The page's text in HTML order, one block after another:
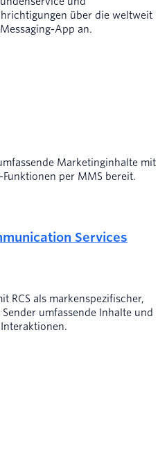
über die weltweit
App an.
Marketinginhalte mit
per MMS bereit.
Services
RCS als markenspezifischer,
umfassende Inhalte und
Interaktionen.